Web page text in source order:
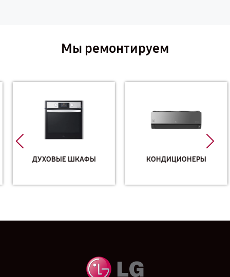
Мы ремонтируем
ДУХОВЫЕ ШКАФЫ КОНДИЦИОНЕРЫ